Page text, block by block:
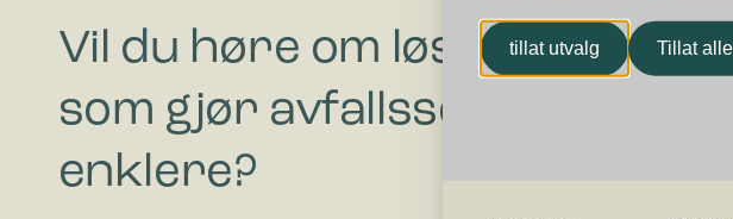
tillat utvalg Tillat alle
Vil du høre om løsninger
som gjør avfallssortering
enklere?